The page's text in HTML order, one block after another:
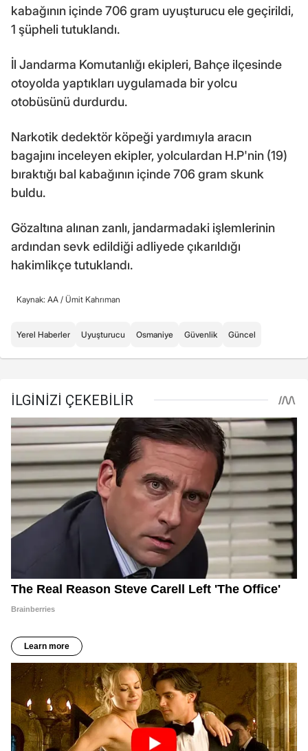
kabağının içinde 706 gram uyuşturucu ele geçirildi,
1 şüpheli tutuklandı.
İl Jandarma Komutanlığı ekipleri, Bahçe ilçesinde
otoyolda yaptıkları uygulamada bir yolcu
otobüsünü durdurdu.
Narkotik dedektör köpeği yardımıyla aracın
bagajını inceleyen ekipler, yolculardan H.P'nin (19)
bıraktığı bal kabağının içinde 706 gram skunk
buldu.
Gözaltına alınan zanlı, jandarmadaki işlemlerinin
ardından sevk edildiği adliyede çıkarıldığı
hakimlikçe tutuklandı.
Kaynak: AA / Ümit Kahrıman
Yerel Haberler Uyuşturucu Osmaniye Güvenlik Güncel